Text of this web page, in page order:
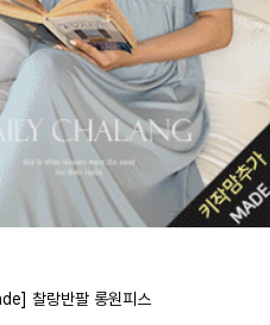
찰랑반팔 롱원피스